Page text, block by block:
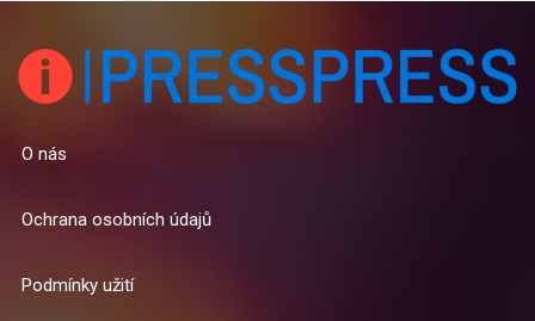
O nás
Ochrana osobních údajů
Podmínky užití